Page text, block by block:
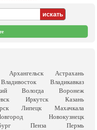
Архангельск
Астрахань
Владивосток
Владикавказ
Вологда
Воронеж
Иркутск
Казань
Липецк
Махачкала
Новокузнецк
Пенза
Пермь